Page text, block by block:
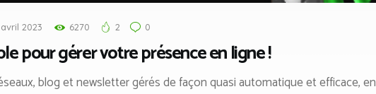
2023 6270 2 0
pour gérer votre présence en ligne !
blog et newsletter gérés de façon quasi automatique et efficace, en